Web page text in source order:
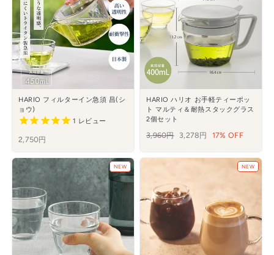
HARIO フィルターイン急須 昌(シ
ョウ)
1 レビュー
2,750円
HARIO ハリオ お手軽ティーポッ
ト マルティ＆耐熱スタックグラス
2個セット
通
価
3,960円
セ
ル
3,278円 17% OFF
NEW NEW